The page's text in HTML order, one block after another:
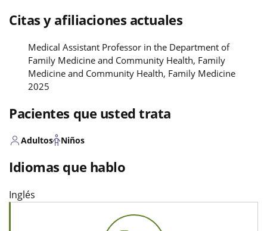
Citas y afiliaciones actuales
Medical Assistant Professor in the Department of
Family Medicine and Community Health, Family
Medicine and Community Health, Family Medicine
2025
Pacientes que usted trata
Adultos Niños
Idiomas que hablo
Inglés